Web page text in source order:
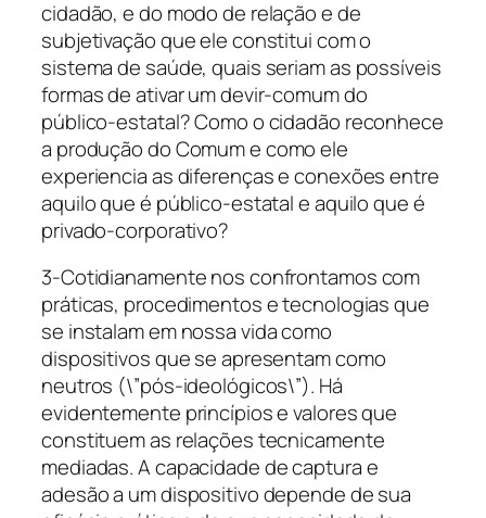
cidadão, e do modo de relação e de
subjetivação que ele constitui com o
sistema de saúde, quais seriam as possíveis
formas de ativar um devir-comum do
público-estatal? Como o cidadão reconhece
a produção do Comum e como ele
experiencia as diferenças e conexões entre
aquilo que é público-estatal e aquilo que é
privado-corporativo?
3-Cotidianamente nos confrontamos com
práticas, procedimentos e tecnologias que
se instalam em nossa vida como
dispositivos que se apresentam como
neutros (\”pós-ideológicos\”). Há
evidentemente princípios e valores que
constituem as relações tecnicamente
mediadas. A capacidade de captura e
adesão a um dispositivo depende de sua